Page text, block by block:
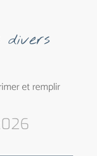
divers
et remplir